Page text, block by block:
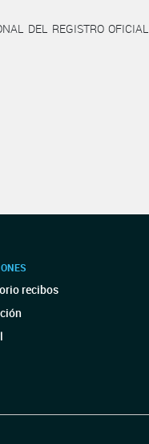
DEL REGISTRO OFICIAL
recibos